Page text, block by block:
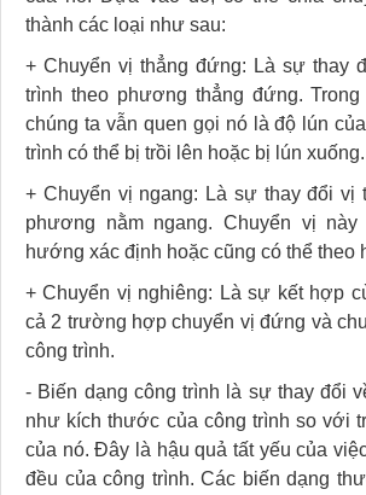
thành các loại như sau:
+ Chuyển vị thẳng đứng: Là sự thay
trình theo phương thẳng đứng.
chúng ta vẫn quen gọi nó là độ lún
trình có thể bị trồi lên hoặc bị lún xuống.
+ Chuyển vị ngang: Là sự thay đổi vị
phương nằm ngang. Chuyển vị
hướng xác định hoặc cũng có thể theo
+ Chuyển vị nghiêng: Là sự kết hợp
cả 2 trường hợp chuyển vị đứng và
công trình.
- Biến dạng công trình là sự thay đổi
như kích thước của công trình so với
của nó. Đây là hậu quả tất yếu của
đều của công trình. Các biến dạng